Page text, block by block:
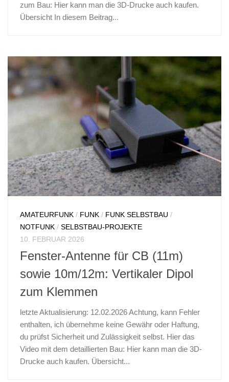
zum Bau: Hier kann man die 3D-Drucke auch kaufen.
Übersicht In diesem Beitrag...
AMATEURFUNK / FUNK / FUNK SELBSTBAU /
NOTFUNK / SELBSTBAU-PROJEKTE
10. FEBRUAR 2026
Fenster-Antenne für CB (11m)
sowie 10m/12m: Vertikaler Dipol
zum Klemmen
letzte Aktualisierung: 12.02.2026 Achtung, kann Fehler
enthalten, ich übernehme keine Gewähr oder Haftung,
du prüfst Sicherheit und Zulässigkeit selbst. Hier das
Video mit dem detaillierten Bau: Hier kann man die 3D-
Drucke auch kaufen. Übersicht...